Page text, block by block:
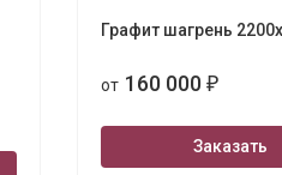
Графит шагрень
от 160 000 ₽
Заказать